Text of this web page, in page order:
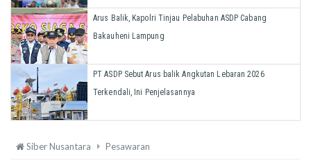
Arus Balik, Kapolri Tinjau Pelabuhan ASDP Cabang
Bakauheni Lampung
PT ASDP Sebut Arus balik Angkutan Lebaran 2026
Terkendali, Ini Penjelasannya
Siber Nusantara Pesawaran